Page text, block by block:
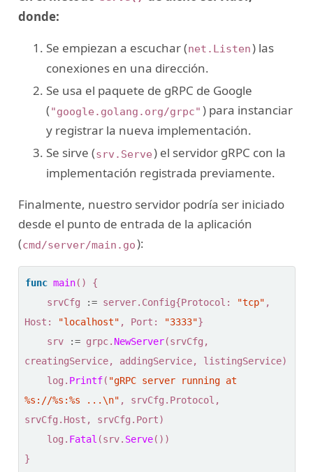
donde:
Se empiezan a escuchar (net.Listen) las
conexiones en una dirección.
Se usa el paquete de gRPC de Google
("google.golang.org/grpc" ) para instanciar
y registrar la nueva implementación.
Se sirve (srv.Serve) el servidor gRPC con la
implementación registrada previamente.
Finalmente, nuestro servidor podría ser iniciado
desde el punto de entrada de la aplicación
(cmd/server/main.go):
func main()
{
srvCfg
:= server. Config{ Protocol : "tcp" ,
Host : "localhost" , Port : "3333" }
srv
:= grpc. NewServer(srvCfg ,
creatingService, addingService, listingService)
log . Printf( "gRPC server running at
%s://%s:%s ...\n" , srvCfg . Protocol ,
srvCfg . Host , srvCfg . Port )
log . Fatal (srv. Serve())
}